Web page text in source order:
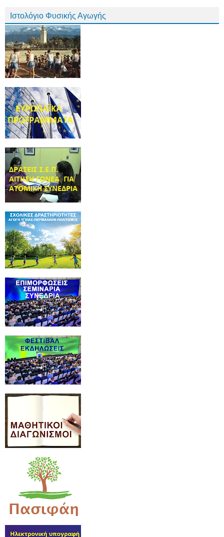
Ιστολόγιο Φυσικής Αγωγής